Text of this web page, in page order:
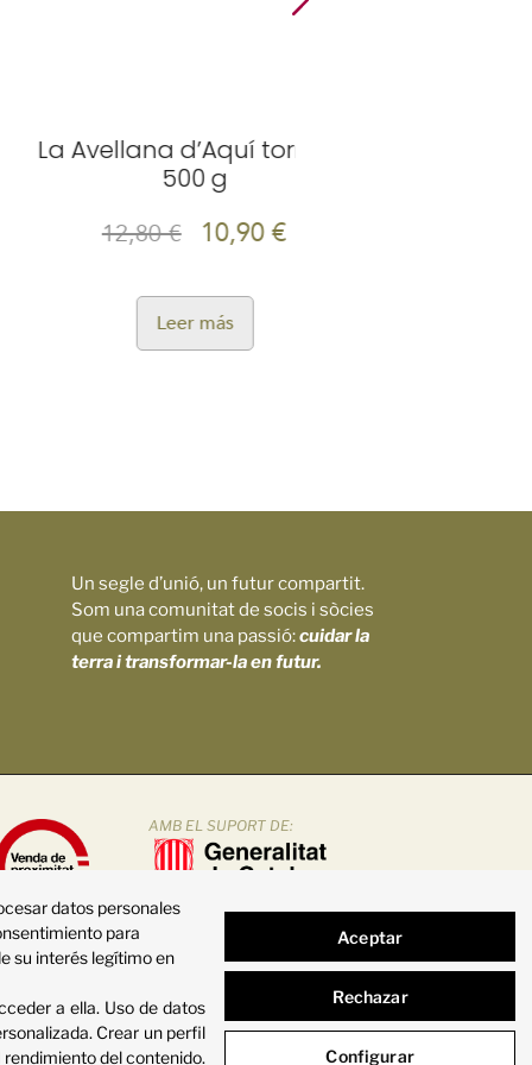
d’Aquí torrada
10,90€
Un segle d’unió, un futur compartit.
Som una comunitat de socis i sòcies
que compartim una passió:cuidar la
terra i transformar-la en futur.
AMB EL SUPORT DE:
datos personales
para
su interés legítimo en
a ella. Uso de datos
. Crear un perfil
rendimiento del contenido. Configurar
Rechazar
Aceptar